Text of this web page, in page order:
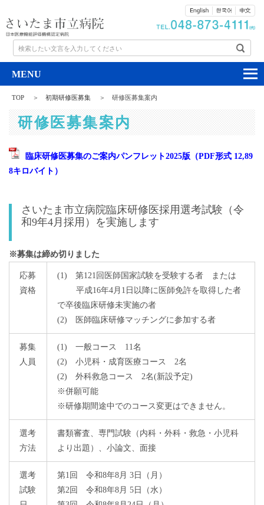
検索したい文言を入力してください
TOP 初期研修医募集 研修医募集案内
研修医募集案内
臨床研修医募集のご案内パンフレット2025版 （PDF形式 12,89
8キロバイト）
さいたま市立病院臨床研修医採用選考試験（令
和9年4月採用）を実施します
※募集は締め切りました
応募
資格
(1) 第121回医師国家試験を受験する者 または
平成16年4月1日以降に医師免許を取得した者
で卒後臨床研修未実施の者
(2) 医師臨床研修マッチングに参加する者
募集
人員
(1) 一般コース 11名
(2) 小児科・成育医療コース 2名
(2) 外科救急コース 2名(新設予定)
※併願可能
※研修期間途中でのコース変更はできません。
選考
方法
書類審査、専門試験（内科・外科・救急・小児科
より出題）、小論文、面接
選考
試験
第1回 令和8年8月 3日（月）
第2回 令和8年8月 5日（水）